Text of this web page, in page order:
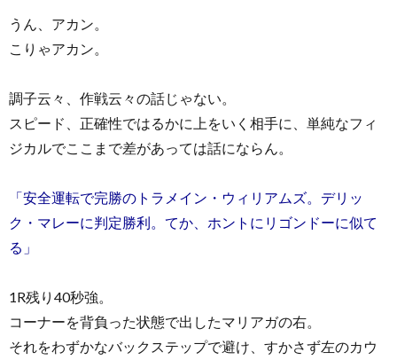
うん、アカン。
こりゃアカン。
調子云々、作戦云々の話じゃない。
スピード、正確性ではるかに上をいく相手に、単純なフィ
ジカルでここまで差があっては話にならん。
「安全運転で完勝のトラメイン・ウィリアムズ。デリッ
ク・マレーに判定勝利。てか、ホントにリゴンドーに似て
る」
1R残り40秒強。
コーナーを背負った状態で出したマリアガの右。
それをわずかなバックステップで避け、すかさず左のカウ